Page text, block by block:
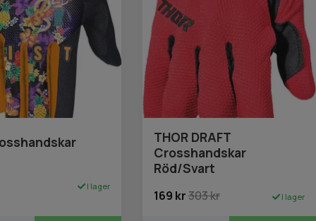
I lager
THOR DRAFT
Crosshandskar
Röd/Svart
169 kr303 kr I lager